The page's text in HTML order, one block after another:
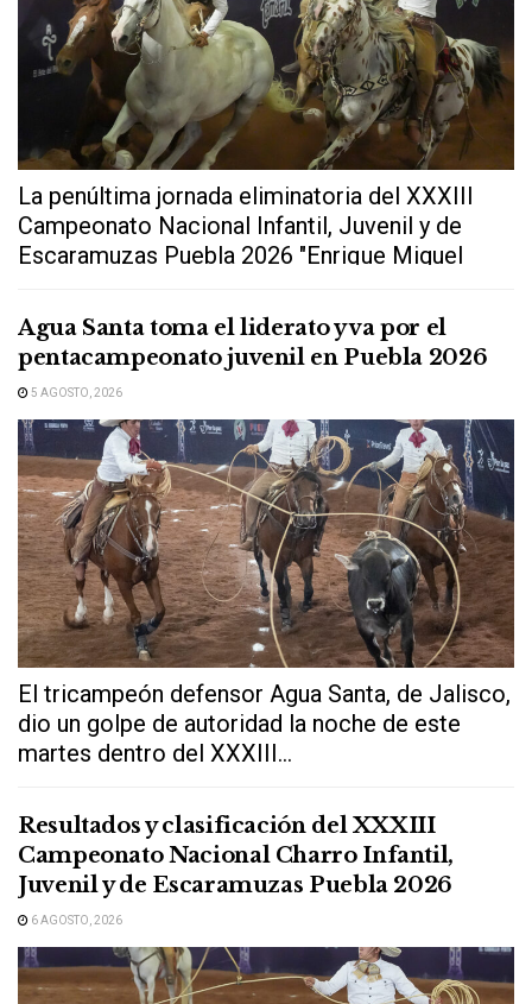
La penúltima jornada eliminatoria del XXXIII
Campeonato Nacional Infantil, Juvenil y de
Escaramuzas Puebla 2026 "Enrique Miguel
Agua Santa toma el liderato y va por el
pentacampeonato juvenil en Puebla 2026
5 AGOSTO, 2026
El tricampeón defensor Agua Santa, de Jalisco,
dio un golpe de autoridad la noche de este
martes dentro del XXXIII...
Resultados y clasificación del XXXIII
Campeonato Nacional Charro Infantil,
Juvenil y de Escaramuzas Puebla 2026
6 AGOSTO, 2026